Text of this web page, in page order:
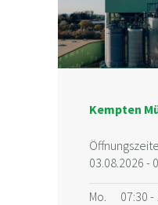
Kempten
03.08.2026 -
Mo.
07:30 -